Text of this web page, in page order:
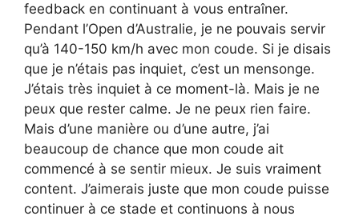
feedback en continuant à vous entraîner.
Pendant l’Open d’Australie, je ne pouvais servir
qu’à 140-150 km/h avec mon coude. Si je disais
que je n’étais pas inquiet, c’est un mensonge.
J’étais très inquiet à ce moment-là. Mais je ne
peux que rester calme. Je ne peux rien faire.
Mais d’une manière ou d’une autre, j’ai
beaucoup de chance que mon coude ait
commencé à se sentir mieux. Je suis vraiment
content. J’aimerais juste que mon coude puisse
continuer à ce stade et continuons à nous